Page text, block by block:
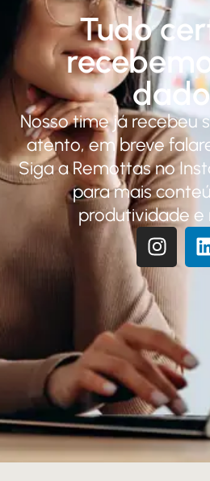
Tudo
Nosso time já recebeu
atento, em breve
Siga a Remottas no
para mais
produtividade e